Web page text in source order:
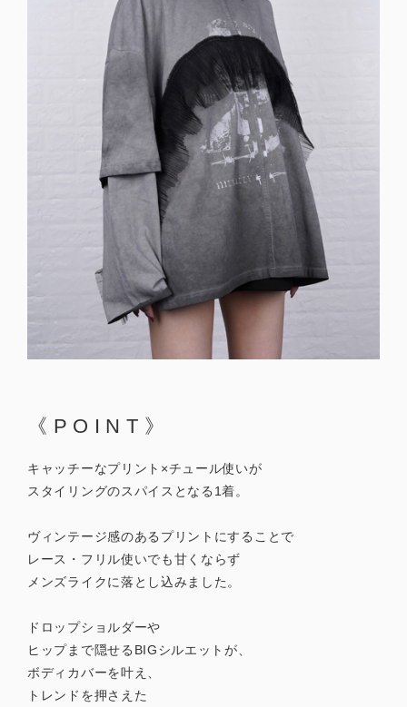
《POINT》
キャッチーなプリント×チュール使いが
スタイリングのスパイスとなる1着。
ヴィンテージ感のあるプリントにすることで
レース・フリル使いでも甘くならず
メンズライクに落とし込みました。
ドロップショルダーや
ヒップまで隠せるBIGシルエットが、
ボディカバーを叶え、
トレンドを押さえた